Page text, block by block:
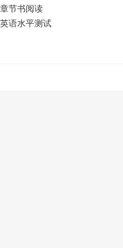
章节书阅读
英语水平测试